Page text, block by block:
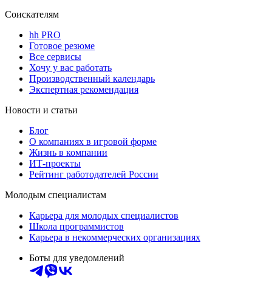
Соискателям
hh PRO
Готовое резюме
Все сервисы
Хочу у вас работать
Производственный календарь
Экспертная рекомендация
Новости и статьи
Блог
О компаниях в игровой форме
Жизнь в компании
ИТ-проекты
Рейтинг работодателей России
Молодым специалистам
Карьера для молодых специалистов
Школа программистов
Карьера в некоммерческих организациях
Боты для уведомлений